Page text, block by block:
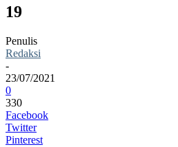
19
Penulis
Redaksi
-
23/07/2021
0
330
Facebook
Twitter
Pinterest